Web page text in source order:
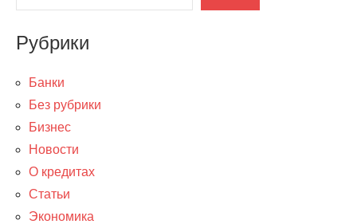
Рубрики
Банки
Без рубрики
Бизнес
Новости
О кредитах
Статьи
Экономика